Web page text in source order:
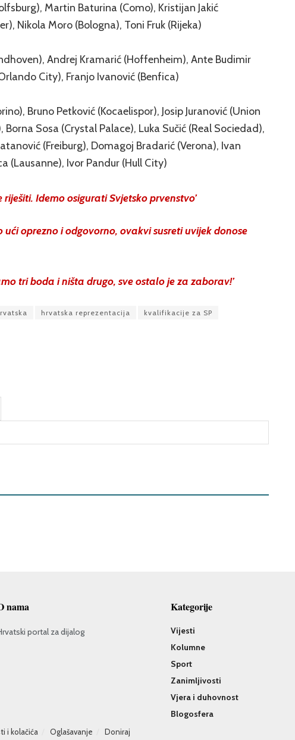
Martin Baturina (Como), Kristijan Jakić
Nikola Moro (Bologna), Toni Fruk (Rijeka)
Andrej Kramarić (Hoffenheim), Ante Budimir
City), Franjo Ivanović (Benfica)
Bruno Petković (Kocaelispor), Josip Juranović (Union
Borna Sosa (Crystal Palace), Luka Sučić (Real Sociedad),
(Freiburg), Domagoj Bradarić (Verona), Ivan
(Lausanne), Ivor Pandur (Hull City)
riješiti. Idemo osigurati Svjetsko prvenstvo’
ući oprezno i odgovorno, ovakvi susreti uvijek donose
tri boda i ništa drugo, sve ostalo je za zaborav!’
hrvatska reprezentacija
kvalifikacije za SP
nama
portal za dijalog
Kategorije
Vijesti
Kolumne
Sport
Zanimljivosti
Vjera i duhovnost
Blogosfera
i kolačića Oglašavanje Doniraj